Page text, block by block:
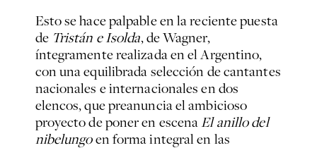
Esto se hace palpable en la reciente puesta
de Tristán e Isolda, de Wagner,
íntegramente realizada en el Argentino,
con una equilibrada selección de cantantes
nacionales e internacionales en dos
elencos, que preanuncia el ambicioso
proyecto de poner en escenaEl anillo del
nibelungoen forma integral en las